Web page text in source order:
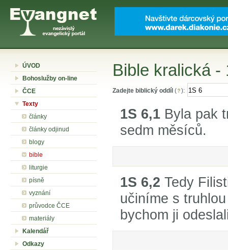
ÚVOD
Bohoslužby on-line
ČCE
Texty
články
články odjinud
blogy
bible
liturgie
písně
vyznání
průvodce ČCE
materiály
Kalendář
Odkazy
Bible kralická -
Zadejte biblický oddíl ( ):
1S 6,1 Byla pak
sedm měsíců.
1S 6,2 Tedy
učiníme s
bychom ji